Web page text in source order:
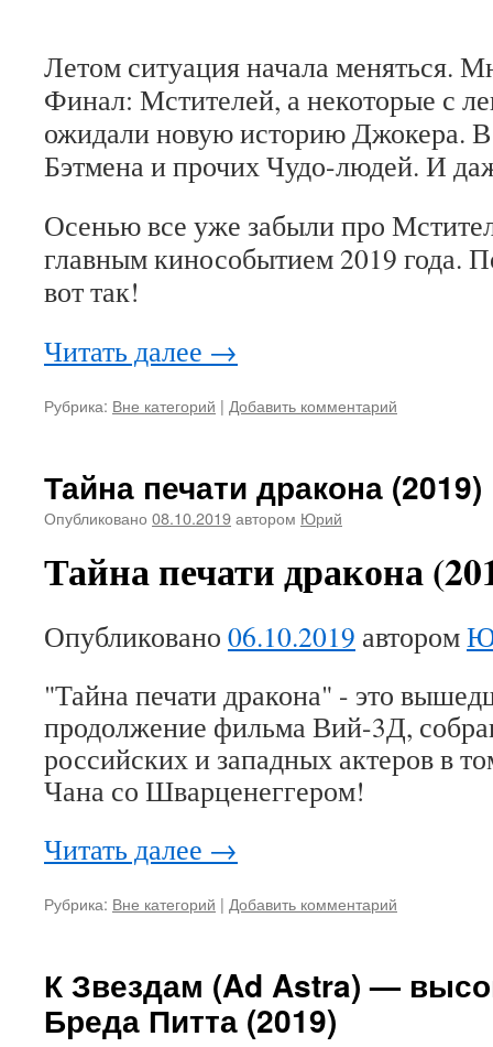
Летом ситуация начала меняться.
Финал: Мстителей, а некоторые с
ожидали новую историю Джокера. В
Бэтмена и прочих Чудо-людей. И
Осенью все уже забыли про
главным кинособытием 2019 года.
вот так!
Читать далее →
Рубрика: Вне категорий | Добавить комментарий
Тайна печати дракона (2019)
Опубликовано 08.10.2019автором Юрий
Тайна печати дракона
Опубликовано 06.10.2019 автором
"Тайна печати дракона" - это
продолжение фильма Вий-3Д,
российских и западных актеров в
Чана со Шварценеггером!
Читать далее →
Рубрика: Вне категорий | Добавить комментарий
К Звездам (Ad Astra) —
Бреда Питта (2019)